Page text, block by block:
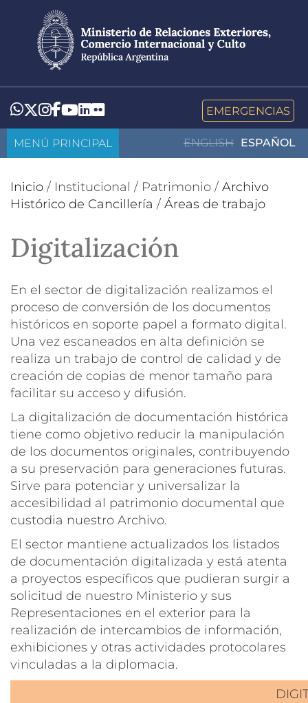
contenido
principal
Whatsapp
Twitter
Instagram
Facebook
YouTube
LinkedIn
Flickr EMERGENCIAS
ENGLISH ESPAÑOL
MENÚ PRINCIPAL
Inicio / Institucional / Patrimonio / Archivo
Histórico de Cancillería / Áreas de trabajo
Digitalización
En el sector de digitalización realizamos el
proceso de conversión de los documentos
históricos en soporte papel a formato digital.
Una vez escaneados en alta definición se
realiza un trabajo de control de calidad y de
creación de copias de menor tamaño para
facilitar su acceso y difusión.
La digitalización de documentación histórica
tiene como objetivo reducir la manipulación
de los documentos originales, contribuyendo
a su preservación para generaciones futuras.
Sirve para potenciar y universalizar la
accesibilidad al patrimonio documental que
custodia nuestro Archivo.
El sector mantiene actualizados los listados
de documentación digitalizada y está atenta
a proyectos específicos que pudieran surgir a
solicitud de nuestro Ministerio y sus
Representaciones en el exterior para la
realización de intercambios de información,
exhibiciones y otras actividades protocolares
vinculadas a la diplomacia.